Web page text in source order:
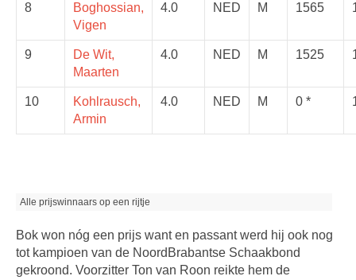
8
Boghossian,
Vigen
4.0 NED M 1565
9
De Wit,
Maarten
4.0 NED M 1525
10
Kohlrausch,
Armin
4.0 NED M 0 *
Alle prijswinnaars op een rijtje
Bok won nóg een prijs want en passant werd hij ook nog
tot kampioen van de NoordBrabantse Schaakbond
gekroond. Voorzitter Ton van Roon reikte hem de